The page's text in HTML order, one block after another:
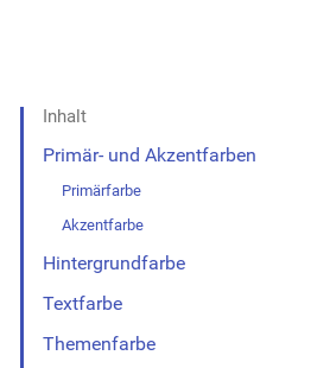
Inhalt
Primär- und Akzentfarben
Primärfarbe
Akzentfarbe
Hintergrundfarbe
Textfarbe
Themenfarbe